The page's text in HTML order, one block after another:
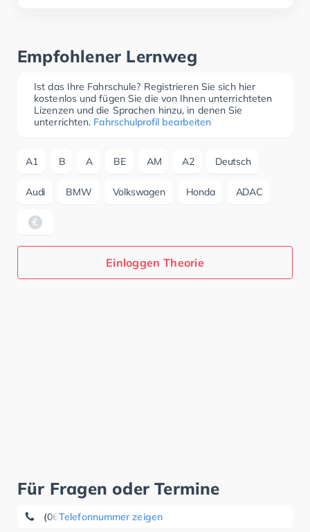
Empfohlener Lernweg
Ist das Ihre Fahrschule? Registrieren Sie sich hier
kostenlos und fügen Sie die von Ihnen unterrichteten
Lizenzen und die Sprachen hinzu, in denen Sie
unterrichten. Fahrschulprofil bearbeiten
A1 B A BE AM A2 Deutsch
Audi BMW Volkswagen Honda ADAC
Einloggen Theorie
Für Fragen oder Termine
Telefonnummer zeigen
(0651) 7 26 96